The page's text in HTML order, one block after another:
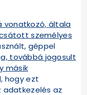
vonatkozó, általa
személyes
géppel
továbbá jogosult
másik
hogy ezt
adatkezelés az